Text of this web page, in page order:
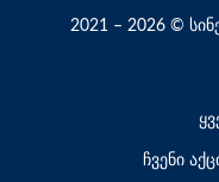
2021 – 2026 ©
ჩვენი